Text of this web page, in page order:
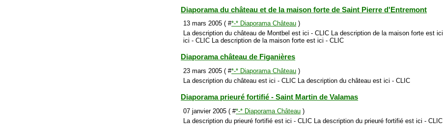
Diaporama du château et de la maison forte de Saint Pierre d'Entremont
13 mars 2005 ( #*-* Diaporama Château )
La description du château de Montbel est ici - CLIC La description de la maison forte est
ici - CLIC La description de la maison forte est ici - CLIC
Diaporama château de Figanières
23 mars 2005 ( #*-* Diaporama Château )
La description du château est ici - CLIC La description du château est ici - CLIC
Diaporama prieuré fortifié - Saint Martin de Valamas
07 janvier 2005 ( #*-* Diaporama Château )
La description du prieuré fortifié est ici - CLIC La description du prieuré fortifié est ici - CLIC